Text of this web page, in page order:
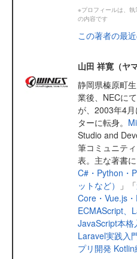
※プロフィールは、
の内容です
この著者の最
山田 祥寛（ヤ
静岡県榛原町
業後、NECに
が、2003年4
ターに転身。
Studio and
筆コミュニテ
表。主な著書
C#・Python・
ットなど）
」「
Core・Vue.js
ECMAScript、
JavaScript本格
Laravel実践入
プリ開発 Kotlin